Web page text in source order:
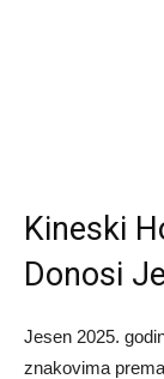
Kineski
Donosi
Jesen 2025.
znakovima